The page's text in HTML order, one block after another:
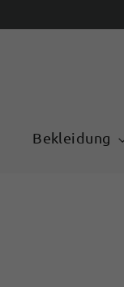
Bekleidung